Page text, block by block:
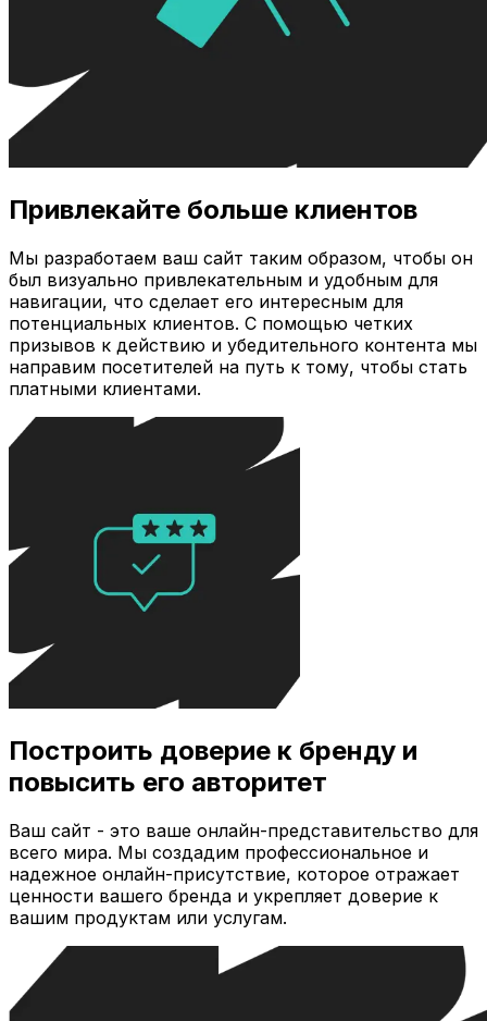
Привлекайте больше клиентов
Мы разработаем ваш сайт таким образом, чтобы он
был визуально привлекательным и удобным для
навигации, что сделает его интересным для
потенциальных клиентов. С помощью четких
призывов к действию и убедительного контента мы
направим посетителей на путь к тому, чтобы стать
платными клиентами.
Построить доверие к бренду и
повысить его авторитет
Ваш сайт - это ваше онлайн-представительство для
всего мира. Мы создадим профессиональное и
надежное онлайн-присутствие, которое отражает
ценности вашего бренда и укрепляет доверие к
вашим продуктам или услугам.